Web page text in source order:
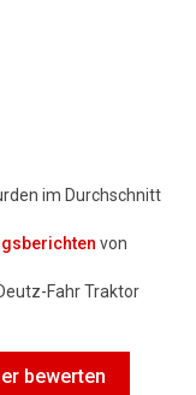
im Durchschnitt
von
Fahr Traktor
bewerten